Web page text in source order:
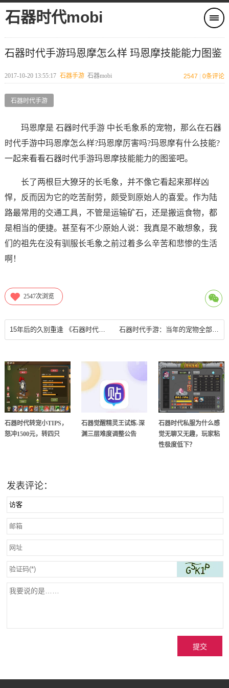
石器时代mobi
石器时代手游玛恩摩怎么样 玛恩摩技能能力图鉴
2017-10-20 13:55:17 石器手游 石器mobi 2547 0条评论
石器时代手游
玛恩摩是 石器时代手游 中长毛象系的宠物，那么在石器
时代手游中玛恩摩怎么样?玛恩摩厉害吗?玛恩摩有什么技能?
一起来看看石器时代手游玛恩摩技能能力的图鉴吧。
长了两根巨大獠牙的长毛象，并不像它看起来那样凶
悍，反而因为它的吃苦耐劳，颇受到原始人的喜爱。作为陆
路最常用的交通工具，不管是运输矿石，还是搬运食物，都
是相当的便捷。甚至有不少原始人说：我真是不敢想象，我
们的祖先在没有驯服长毛象之前过着多么辛苦和悲惨的生活
啊！
2547次浏览
15年后的久别重逢 《石器时代》手游带你怀旧一夏 石器时代手游：当年的宠物全部变成3D的了
石器时代转宠小TIPS，
怒冲1500元，转四只
石器觉醒精灵王试炼-深
渊三层难度调整公告
石器时代私服为什么感
觉无聊又无趣，玩家粘
性极度低下？
发表评论：